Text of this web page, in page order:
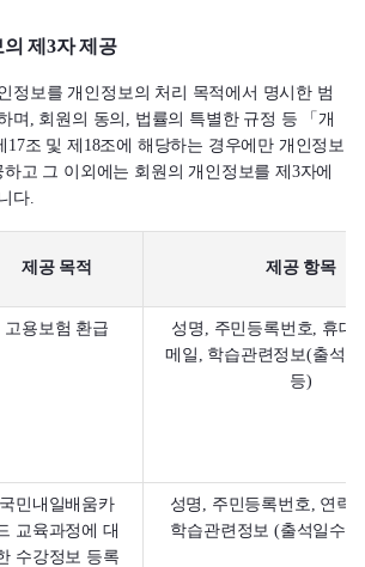
제3자 제공
정보를 개인정보의 처리 목적에서 명시한 범
며, 회원의 동의, 법률의 특별한 규정 등 「개
17조 및 제18조에 해당하는 경우에만 개인정보
고 그 이외에는 회원의 개인정보를 제3자에
다.
제공 목적 제공 항목
고용보험 환급
성명, 주민등록번호, 휴대
메일, 학습관련정보(출석
등)
국민내일배움카
교육과정에 대
수강정보 등록
성명, 주민등록번호, 연락
학습관련정보 (출석일수,